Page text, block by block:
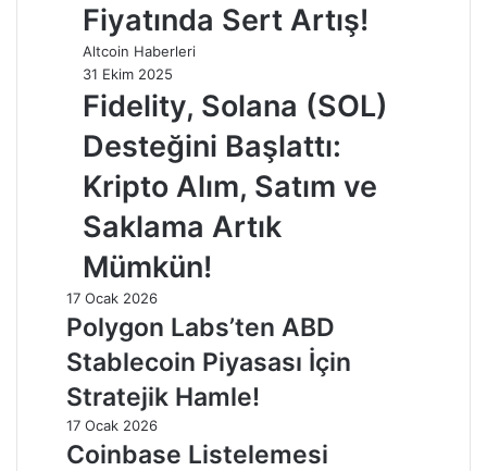
Fiyatında Sert Artış!
Altcoin Haberleri
31 Ekim 2025
Fidelity, Solana (SOL)
Desteğini Başlattı:
Kripto Alım, Satım ve
Saklama Artık
Mümkün!
17 Ocak 2026
Polygon Labs’ten ABD
Stablecoin Piyasası İçin
Stratejik Hamle!
17 Ocak 2026
Coinbase Listelemesi